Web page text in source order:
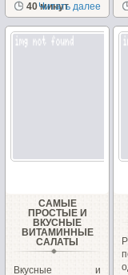
40 минут
Читать далее
САМЫЕ
ПРОСТЫЕ И
ВКУСНЫЕ
ВИТАМИННЫЕ
САЛАТЫ
Вкусные и